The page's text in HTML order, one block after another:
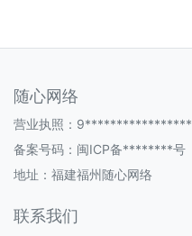
随心网络
营业执照：9*****************
备案号码： 闽ICP备********号
地址：福建福州随心网络
联系我们